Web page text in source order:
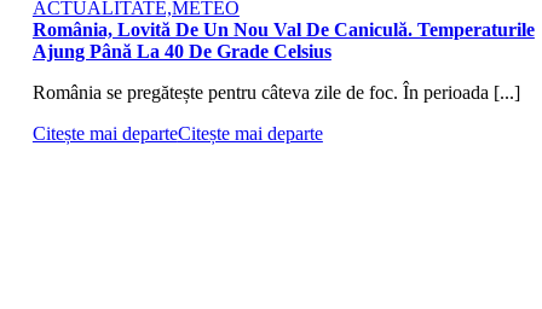
ACTUALITATE,METEO
România, Lovită De Un Nou Val De Caniculă. Temperaturile
Ajung Până La 40 De Grade Celsius
România se pregătește pentru câteva zile de foc. În perioada [...]
Citește mai departeCitește mai departe